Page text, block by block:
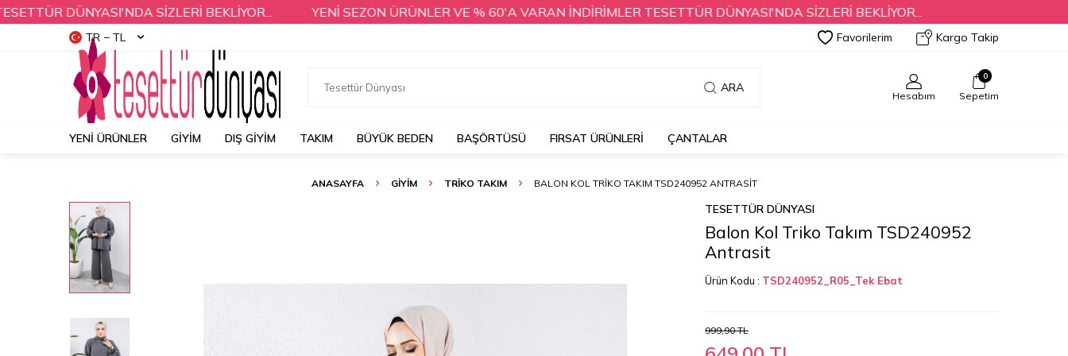
DÜNYASI'NDA SİZLERİ BEKLİYOR... YENİ SEZON ÜRÜNLER VE % 60'A VARAN İNDİRİMLER TESETTÜR DÜNYASI'NDA SİZLERİ BEKLİYOR...
TR − TL Favorilerim Kargo Takip
ARA
Hesabım
0
Sepetim
YENI ÜRÜNLER GİYİM DIŞ GİYİM TAKIM BÜYÜK BEDEN BAŞÖRTÜSÜ FIRSAT ÜRÜNLERİ ÇANTALAR
ANASAYFA GİYİM TRİKO TAKIM BALON KOL TRIKO TAKIM TSD240952 ANTRASIT
TESETTÜR DÜNYASI
Balon Kol Triko Takım TSD240952
Antrasit
Ürün Kodu : TSD240952_R05_Tek Ebat
999,90TL